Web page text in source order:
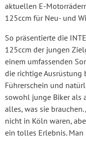
aktuellen E-
125ccm für Neu- und
So präsentierte die
125ccm der jungen
einem umfassenden
die richtige Ausrüstung
Führerschein und
sowohl junge Biker als
alles, was sie
nicht in Köln waren,
ein tolles Erlebnis. Man